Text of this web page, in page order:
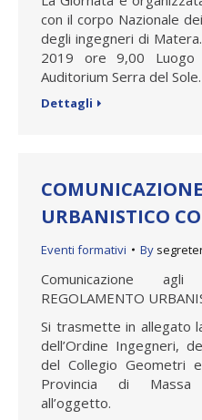
con il corpo Nazionale
degli ingegneri di
2019 ore 9,00 Luogo
Auditorium Serra del
Dettagli
URBANISTICO
Eventi formativi By
Comunicazione agli
REGOLAMENTO
Si trasmette in allegato
dell’Ordine Ingegneri,
del Collegio Geometri
Provincia di Massa
all’oggetto.